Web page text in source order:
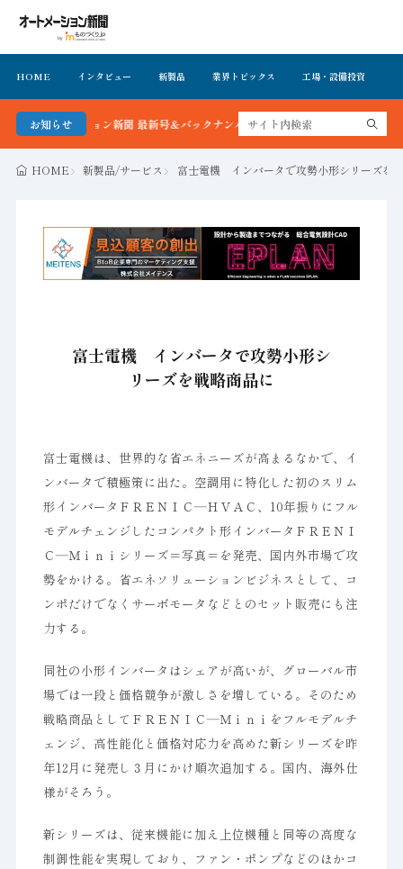
HOME インタビュー 新製品 業界トピックス 工場・設備投資
お知らせ
トメーション新聞 最新号＆バックナンバーを無料で公開中 詳細はこちら
HOME 新製品/サービス 富士電機 インバータで攻勢小形シリーズを
富士電機 インバータで攻勢小形シ
リーズを戦略商品に
富士電機は、世界的な省エネニーズが高まるなかで、イ
ンバータで積極策に出た。空調用に特化した初のスリム
形インバータＦＲＥＮＩＣ―ＨＶＡＣ、10年振りにフル
モデルチェンジしたコンパクト形インバータＦＲＥＮＩ
Ｃ―Ｍｉｎｉシリーズ＝写真＝を発売、国内外市場で攻
勢をかける。省エネソリューションビジネスとして、コ
ンポだけでなくサーボモータなどとのセット販売にも注
力する。
同社の小形インバータはシェアが高いが、グローバル市
場では一段と価格競争が激しさを増している。そのため
戦略商品としてＦＲＥＮＩＣ―Ｍｉｎｉをフルモデルチ
ェンジ、高性能化と価格対応力を高めた新シリーズを昨
年12月に発売し３月にかけ順次追加する。国内、海外仕
様がそろう。
新シリーズは、従来機能に加え上位機種と同等の高度な
制御性能を実現しており、ファン・ポンプなどのほかコ